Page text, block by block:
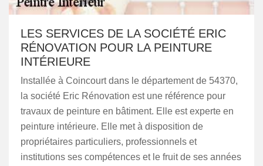
LES SERVICES DE LA SOCIÉTÉ ERIC
RÉNOVATION POUR LA PEINTURE
INTÉRIEURE
Installée à Coincourt dans le département de 54370,
la société Eric Rénovation est une référence pour
travaux de peinture en bâtiment. Elle est experte en
peinture intérieure. Elle met à disposition de
propriétaires particuliers, professionnels et
institutions ses compétences et le fruit de ses années